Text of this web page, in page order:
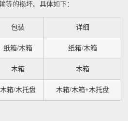
等的损坏。具体如下：
包装 详细
纸箱/木箱 纸箱/木箱
木箱 木箱
木箱/木托盘 木箱/木箱+木托盘